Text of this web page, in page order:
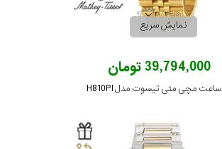
نمایش سریع
39,794,000 تومان
ساعت مچی متی تیسوت مدل H810PI